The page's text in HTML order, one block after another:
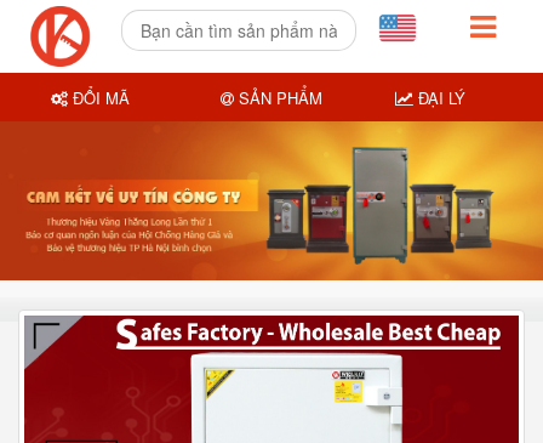
ĐỔI MÃ SẢN PHẨM ĐẠI LÝ